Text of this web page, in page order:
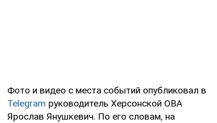
Фото и видео с места событий опубликовал в
Telegram руководитель Херсонской ОВА
Ярослав Янушкевич. По его словам, на